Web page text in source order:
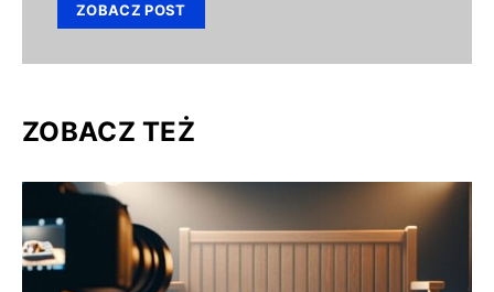
ZOBACZ POST
ZOBACZ TEŻ